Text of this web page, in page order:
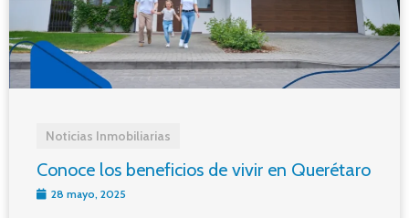
Noticias Inmobiliarias
Conoce los beneficios de vivir en Querétaro
28 mayo, 2025